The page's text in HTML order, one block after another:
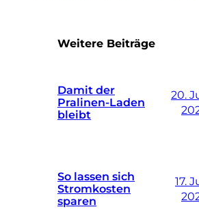
Weitere Beiträge
Damit der
Pralinen-Laden
bleibt
20.
So lassen sich
Stromkosten
sparen
17.